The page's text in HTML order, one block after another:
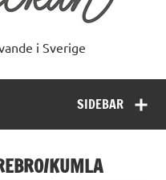
i Sverige
SIDEBAR
KUMLA